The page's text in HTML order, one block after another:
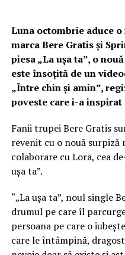
Luna octombrie aduce
marca Bere Gratis și
piesa „La ușa ta”, o
este însoțită de un
„Între chin și amin”,
poveste care i-a
Fanii trupei Bere Gratis
revenit cu o nouă surpiză
colaborare cu Lora, cea
ușa ta”.
“„La ușa ta”, noul single
drumul pe care îl
persoana pe care o
care le întâmpină,